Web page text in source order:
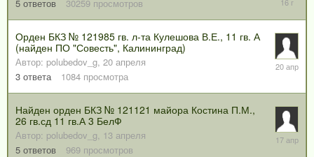
5 ответов 30259 просмотров
2009
Орден БКЗ № 121985 гв. л-та Кулешова В.Е., 11 гв. А
(найден ПО "Совесть", Калининград)
Автор: polubedov_g, 20 апреля
3 ответа 1084 просмотра
20
апреля
Найден орден БКЗ № 121121 майора Костина П.М.,
26 гв.сд 11 гв.А 3 БелФ
Автор: polubedov_g, 13 апреля
5 ответов 969 просмотров
17
апреля